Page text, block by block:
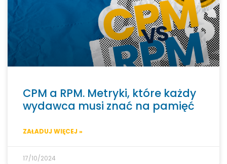
CPM a RPM. Metryki, które każdy
wydawca musi znać na pamięć
ZAŁADUJ WIĘCEJ »
17/10/2024